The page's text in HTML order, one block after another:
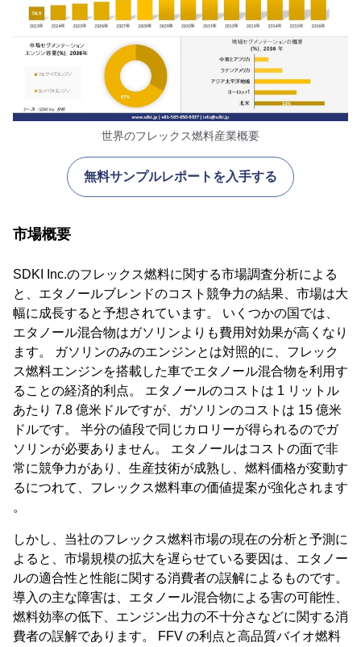
世界のフレックス燃料産業概要
無料サンプルレポートを入手する
市場概要
SDKI Inc.のフレックス燃料に関する市場調査分析による
と、エタノールブレンドのコスト競争力の結果、市場は大
幅に成長すると予想されています。 いくつかの国では、
エタノール混合物はガソリンよりも費用対効果が高くなり
ます。 ガソリンのみのエンジンとは対照的に、フレック
ス燃料エンジンを搭載した車でエタノール混合物を利用す
ることの経済的利点。 エタノールのコストは 1 リットル
あたり 7.8 億米ドルですが、ガソリンのコストは 15 億米
ドルです。 半分の値段で同じカロリーが得られるのでガ
ソリンが必要ありません。 エタノールはコストの面で非
常に競争力があり、生産技術が成熟し、燃料価格が変動す
るにつれて、フレックス燃料車の価値提案が強化されます
。
しかし、当社のフレックス燃料市場の現在の分析と予測に
よると、市場規模の拡大を遅らせている要因は、エタノー
ルの適合性と性能に関する消費者の誤解によるものです。
導入の主な障害は、エタノール混合物による害の可能性、
燃料効率の低下、エンジン出力の不十分さなどに関する消
費者の誤解であります。 FFV の利点と高品質バイオ燃料